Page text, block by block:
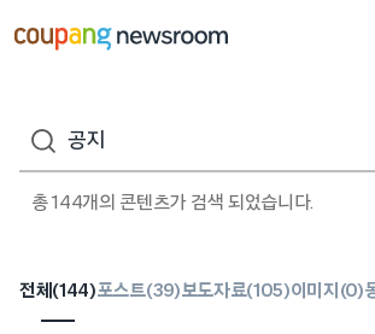
건너뛰기
검색어
총 144개의 콘텐츠가 검색 되었습니다.
전체(144)포스트(39)보도자료(105)이미지(0)